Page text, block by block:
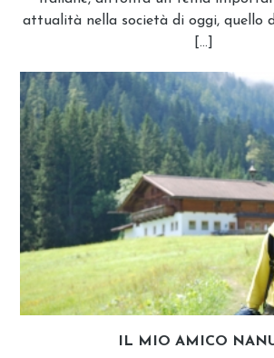
attualità nella società di oggi, quello
[…]
IL MIO AMICO